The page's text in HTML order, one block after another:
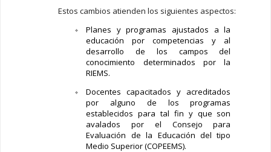
Estos cambios atienden los siguientes aspectos:
Planes y programas ajustados a la
educación por competencias y al
desarrollo de los campos del
conocimiento determinados por la
RIEMS.
Docentes capacitados y acreditados
por alguno de los programas
establecidos para tal fin y que son
avalados por el Consejo para
Evaluación de la Educación del tipo
Medio Superior (COPEEMS).